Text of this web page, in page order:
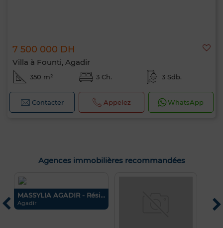
7 500 000 DH
Villa à Founti, Agadir
350 m² 3 Ch. 3 Sdb.
Contacter Appelez WhatsApp
Agences immobilières recommandées
MASSYLIA AGADIR - Rési...
Agadir